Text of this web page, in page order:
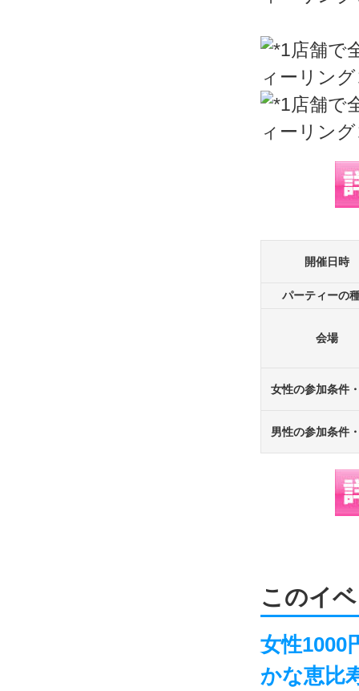
開催日時
パーティーの
会場
女性の参加条件
男性の参加条件
このイ
女性1000
かな恵比